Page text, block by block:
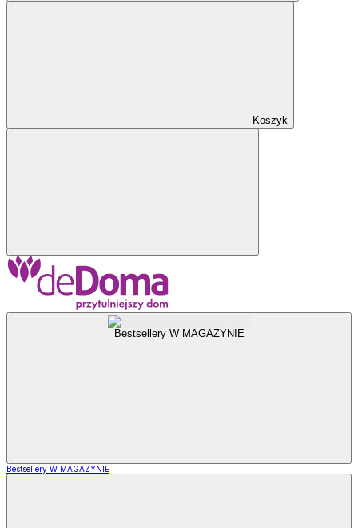
Koszyk
Bestsellery W MAGAZYNIE
Bestsellery W MAGAZYNIE